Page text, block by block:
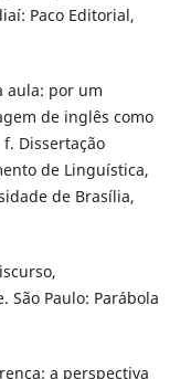
Paco Editorial,
aula: por um
de inglês como
Dissertação
de Linguística,
de Brasília,
Paulo: Parábola
a perspectiva